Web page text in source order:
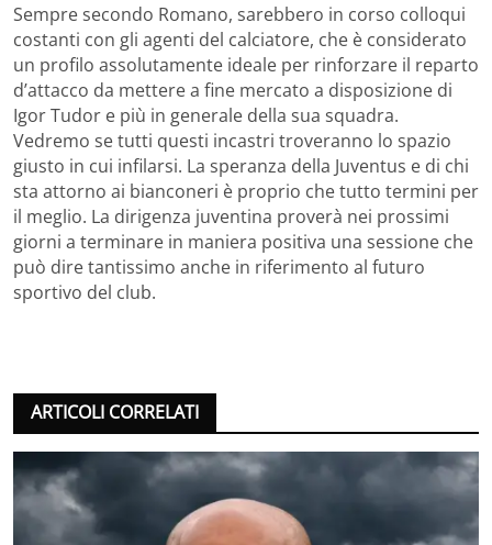
Sempre secondo Romano, sarebbero in corso colloqui
costanti con gli agenti del calciatore, che è considerato
un profilo assolutamente ideale per rinforzare il reparto
d’attacco da mettere a fine mercato a disposizione di
Igor Tudor e più in generale della sua squadra.
Vedremo se tutti questi incastri troveranno lo spazio
giusto in cui infilarsi. La speranza della Juventus e di chi
sta attorno ai bianconeri è proprio che tutto termini per
il meglio. La dirigenza juventina proverà nei prossimi
giorni a terminare in maniera positiva una sessione che
può dire tantissimo anche in riferimento al futuro
sportivo del club.
ARTICOLI CORRELATI